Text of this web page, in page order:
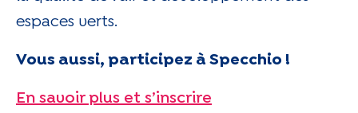
espaces verts.
Vous aussi, participez à Specchio !
En savoir plus et s’inscrire